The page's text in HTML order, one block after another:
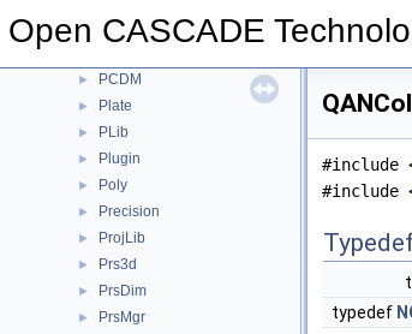
Open CASCADE
► OpenGlTest
► PCDM
► Plate
► PLib
► Plugin
► Poly
► Precision
► ProjLib
► Prs3d
► PrsDim
► PrsMgr
#include
#include
typedef